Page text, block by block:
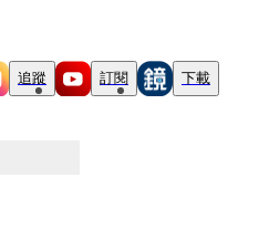
追蹤 訂閱 下載